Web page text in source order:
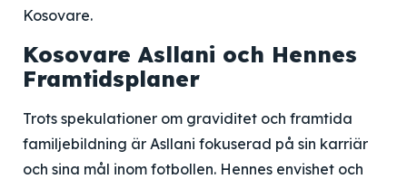
Kosovare.
Kosovare Asllani och Hennes
Framtidsplaner
Trots spekulationer om graviditet och framtida
familjebildning är Asllani fokuserad på sin karriär
och sina mål inom fotbollen. Hennes envishet och